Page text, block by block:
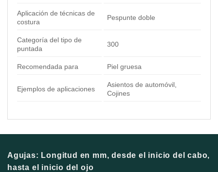
Aplicación de técnicas de
costura
Pespunte doble
Categoría del tipo de
puntada
300
Recomendada para Piel gruesa
Ejemplos de aplicaciones
Asientos de automóvil,
Cojines
Agujas: Longitud en mm, desde el inicio del cabo,
hasta el inicio del ojo